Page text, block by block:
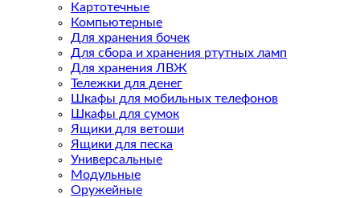
Картотечные
Компьютерные
Для хранения бочек
Для сбора и хранения ртутных ламп
Для хранения ЛВЖ
Тележки для денег
Шкафы для мобильных телефонов
Шкафы для сумок
Ящики для ветоши
Ящики для песка
Универсальные
Модульные
Оружейные